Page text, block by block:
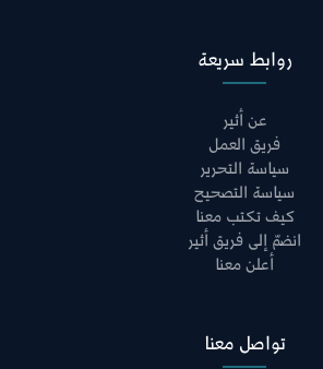
روابط سريعة
عن أثير
فريق العمل
سياسة التحرير
سياسة التصحيح
كيف تكتب معنا
انضمّ إلى فريق أثير
أعلن معنا
تواصل معنا